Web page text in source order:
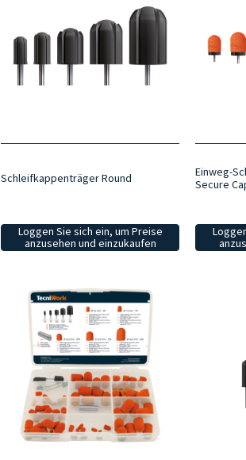
Schleifkappenträger Round
Loggen Sie sich ein, um Preise
anzusehen und einzukaufen
Einweg-
Secure